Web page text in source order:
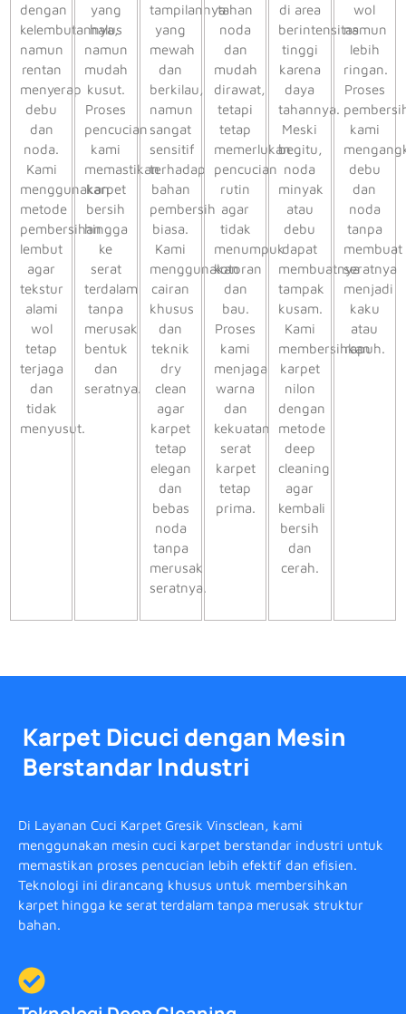
dengan
kelembutannya,
namun
rentan
menyerap
debu
dan
noda.
Kami
menggunakan
metode
pembersihan
lembut
agar
tekstur
alami
wol
tetap
terjaga
dan
tidak
menyusut.
yang
halus
namun
mudah
kusut.
Proses
pencucian
kami
memastikan
karpet
bersih
hingga
ke
serat
terdalam
tanpa
merusak
bentuk
dan
seratnya.
tampilannya
yang
mewah
dan
berkilau,
namun
sangat
sensitif
terhadap
bahan
pembersih
biasa.
Kami
menggunakan
cairan
khusus
dan
teknik
dry
clean
agar
karpet
tetap
elegan
dan
bebas
noda
tanpa
merusak
seratnya.
tahan
noda
dan
mudah
dirawat,
tetapi
tetap
memerlukan
pencucian
rutin
agar
tidak
menumpuk
kotoran
dan
bau.
Proses
kami
menjaga
warna
dan
kekuatan
serat
karpet
tetap
prima.
di area
berintensitas
tinggi
karena
daya
tahannya.
Meski
begitu,
noda
minyak
atau
debu
dapat
membuatnya
tampak
kusam.
Kami
membersihkan
karpet
nilon
dengan
metode
deep
cleaning
agar
kembali
bersih
dan
cerah.
wol
namun
lebih
ringan.
Proses
kami
debu
dan
noda
tanpa
membuat
seratnya
menjadi
kaku
atau
rapuh.
Karpet Dicuci dengan Mesin
Berstandar Industri
Di Layanan Cuci Karpet Gresik Vinsclean, kami
menggunakan mesin cuci karpet berstandar industri untuk
memastikan proses pencucian lebih efektif dan efisien.
Teknologi ini dirancang khusus untuk membersihkan
karpet hingga ke serat terdalam tanpa merusak struktur
bahan.